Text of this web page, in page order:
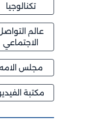
تكنالوجيا
عالم
الاجتماعي
مجلس
مكتبة